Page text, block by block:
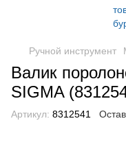
Ручной инструмент
Валик
SIGMA
Артикул: 8312541